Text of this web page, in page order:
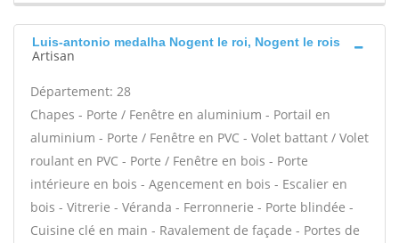
Luis-antonio medalha Nogent le roi, Nogent le rois
Artisan
Département: 28
Chapes - Porte / Fenêtre en aluminium - Portail en
aluminium - Porte / Fenêtre en PVC - Volet battant / Volet
roulant en PVC - Porte / Fenêtre en bois - Porte
intérieure en bois - Agencement en bois - Escalier en
bois - Vitrerie - Véranda - Ferronnerie - Porte blindée -
Cuisine clé en main - Ravalement de façade - Portes de